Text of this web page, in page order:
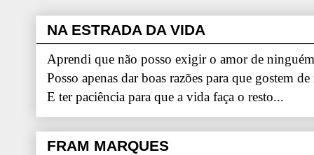
NA ESTRADA DA VIDA
Aprendi que não posso exigir o amor de
Posso apenas dar boas razões para que gostem
E ter paciência para que a vida faça o resto...
FRAM MARQUES